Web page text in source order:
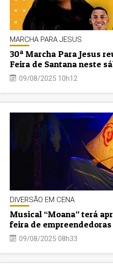
MARCHA PARA JESUS
30ª Marcha Para Jesus
Feira de Santana neste
09/08/2025 10h12
DIVERSÃO EM CENA
Musical “Moana” terá
feira de
09/08/2025 08h33